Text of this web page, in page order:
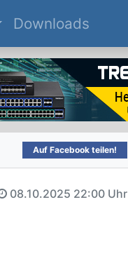
Downloads
Auf Facebook teilen!
08.10.2025 22:00 Uhr